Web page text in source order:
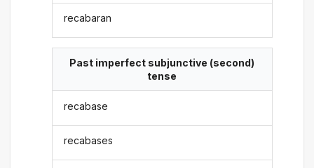
recabaran
Past imperfect subjunctive (second)
tense
recabase
recabases